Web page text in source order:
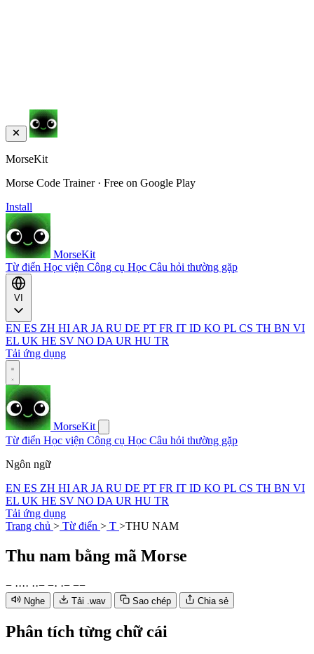
MorseKit
Morse Code Trainer · Free on Google Play
Install
MorseKit
Từ điển Học viện Công cụ Học Câu hỏi thường gặp
EN ES ZH HI AR JA RU DE PT FR IT ID KO PL CS TH BN VI
EL UK HE SV NO DA UR HU TR
Tải ứng dụng
MorseKit
Từ điển Học viện Công cụ Học Câu hỏi thường gặp
Ngôn ngữ
EN ES ZH HI AR JA RU DE PT FR IT ID KO PL CS TH BN VI
EL UK HE SV NO DA UR HU TR
Tải ứng dụng
Trang chủ > Từ điển > T >THU NAM
Thu nam bằng mã Morse
− ···· ··− −· ·− −−
Nghe Tải .wav Sao chép Chia sẻ
Phân tích từng chữ cái